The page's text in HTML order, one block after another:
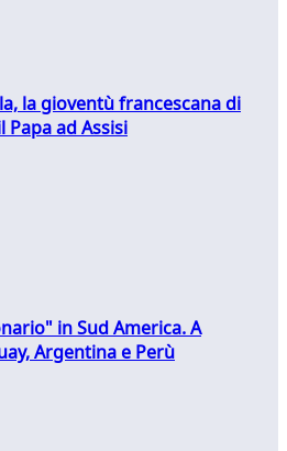
la gioventù francescana di
ad Assisi
in Sud America. A
Argentina e Perù